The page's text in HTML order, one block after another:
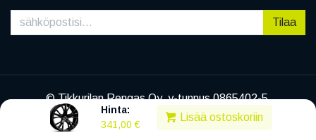
Hinta:
341,00 €
Lisää ostoskoriin
Tilaa
© Tikkurilan Rengas Oy, y-tunnus 0865402-5
|Tietosuojaseloste